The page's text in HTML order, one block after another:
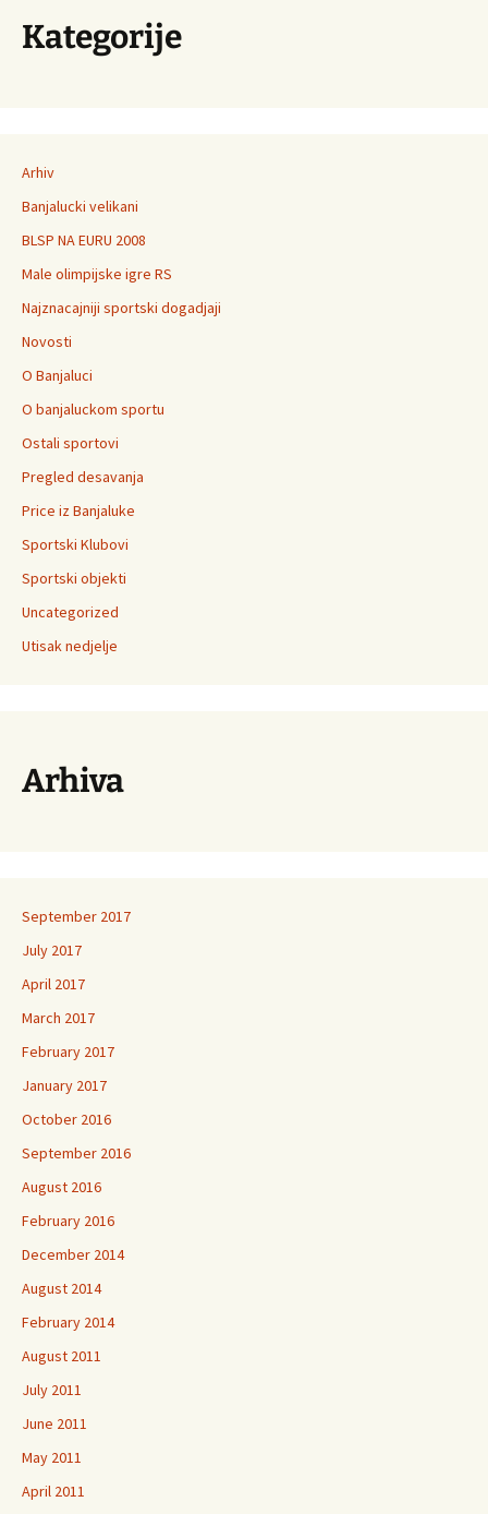
Kategorije
Arhiv
Banjalucki velikani
BLSP NA EURU 2008
Male olimpijske igre RS
Najznacajniji sportski dogadjaji
Novosti
O Banjaluci
O banjaluckom sportu
Ostali sportovi
Pregled desavanja
Price iz Banjaluke
Sportski Klubovi
Sportski objekti
Uncategorized
Utisak nedjelje
Arhiva
September 2017
July 2017
April 2017
March 2017
February 2017
January 2017
October 2016
September 2016
August 2016
February 2016
December 2014
August 2014
February 2014
August 2011
July 2011
June 2011
May 2011
April 2011